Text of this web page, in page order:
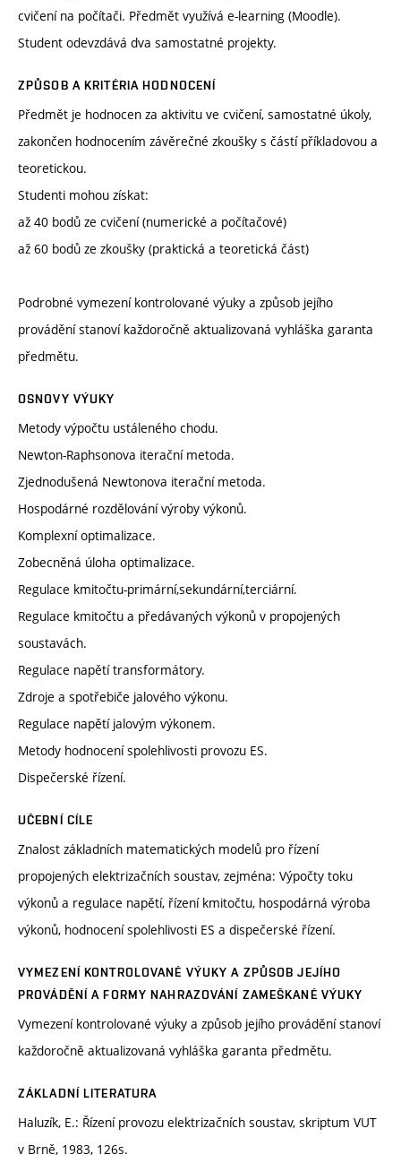
cvičení na počítači. Předmět využívá e-learning (Moodle).
Student odevzdává dva samostatné projekty.
ZPŮSOB A KRITÉRIA HODNOCENÍ
Předmět je hodnocen za aktivitu ve cvičení, samostatné úkoly,
zakončen hodnocením závěrečné zkoušky s částí příkladovou a
teoretickou.
Studenti mohou získat:
až 40 bodů ze cvičení (numerické a počítačové)
až 60 bodů ze zkoušky (praktická a teoretická část)
Podrobné vymezení kontrolované výuky a způsob jejího
provádění stanoví každoročně aktualizovaná vyhláška garanta
předmětu.
OSNOVY VÝUKY
Metody výpočtu ustáleného chodu.
Newton-Raphsonova iterační metoda.
Zjednodušená Newtonova iterační metoda.
Hospodárné rozdělování výroby výkonů.
Komplexní optimalizace.
Zobecněná úloha optimalizace.
Regulace kmitočtu-primární,sekundární,terciární.
Regulace kmitočtu a předávaných výkonů v propojených
soustavách.
Regulace napětí transformátory.
Zdroje a spotřebiče jalového výkonu.
Regulace napětí jalovým výkonem.
Metody hodnocení spolehlivosti provozu ES.
Dispečerské řízení.
UČEBNÍ CÍLE
Znalost základních matematických modelů pro řízení
propojených elektrizačních soustav, zejména: Výpočty toku
výkonů a regulace napětí, řízení kmitočtu, hospodárná výroba
výkonů, hodnocení spolehlivosti ES a dispečerské řízení.
VYMEZENÍ KONTROLOVANÉ VÝUKY A ZPŮSOB JEJÍHO
PROVÁDĚNÍ A FORMY NAHRAZOVÁNÍ ZAMEŠKANÉ VÝUKY
Vymezení kontrolované výuky a způsob jejího provádění stanoví
každoročně aktualizovaná vyhláška garanta předmětu.
ZÁKLADNÍ LITERATURA
Haluzík, E.: Řízení provozu elektrizačních soustav, skriptum VUT
v Brně, 1983, 126s.